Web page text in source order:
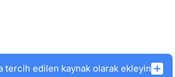
tercih edilen kaynak olarak ekleyin